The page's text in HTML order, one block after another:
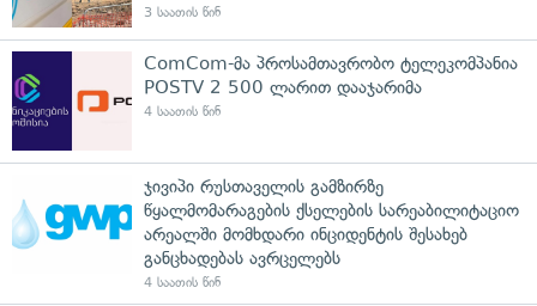
3 საათის წინ
ComCom-მა პროსამთავრობო ტელეკომპანია
POSTV 2 500 ლარით დააჯარიმა
4 საათის წინ
ჯივიპი რუსთაველის გამზირზე
წყალმომარაგების ქსელების სარეაბილიტაციო
არეალში მომხდარი ინციდენტის შესახებ
განცხადებას ავრცელებს
4 საათის წინ